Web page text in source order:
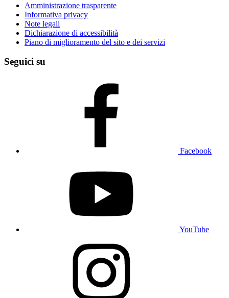
Amministrazione trasparente
Informativa privacy
Note legali
Dichiarazione di accessibilità
Piano di miglioramento del sito e dei servizi
Seguici su
Facebook
YouTube